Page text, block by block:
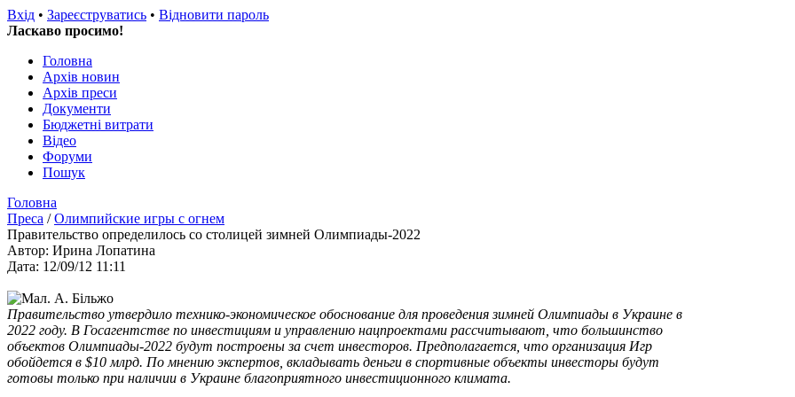
Вхід • Зареєструватись • Відновити пароль
Ласкаво просимо!
Головна
Архів новин
Архів преси
Документи
Бюджетні витрати
Відео
Форуми
Пошук
Головна
Преса /Олимпийские игры с огнем
Правительство определилось со столицей зимней Олимпиады-2022
Автор: Ирина Лопатина
Дата: 12/09/12 11:11
Правительство утвердило технико-экономическое обоснование для проведения зимней Олимпиады в Украине в
2022 году. В Госагентстве по инвестициям и управлению нацпроектами рассчитывают, что большинство
объектов Олимпиады-2022 будут построены за счет инвесторов. Предполагается, что организация Игр
обойдется в $10 млрд. По мнению экспертов, вкладывать деньги в спортивные объекты инвесторы будут
готовы только при наличии в Украине благоприятного инвестиционного климата.